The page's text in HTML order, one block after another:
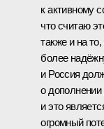
к активному
что считаю
также и на
более
и Россия
о дополнении
и это
огромный